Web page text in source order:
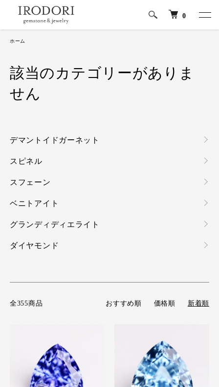
0
ホーム
該当のカテゴリーがありま
せん
デマントイドガーネット
スピネル
スフェーン
ベニトアイト
グランディディエライト
ダイヤモンド
全355商品 おすすめ順 価格順 新着順